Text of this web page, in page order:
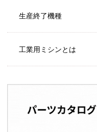
生産終了機種
工業用ミシンとは